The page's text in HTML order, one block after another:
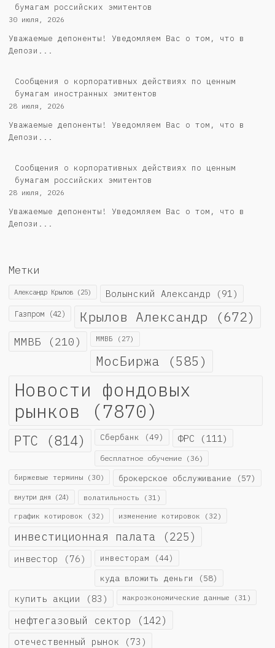
бумагам российских эмитентов
30 июля, 2026
Уважаемые депоненты! Уведомляем Вас о том, что в
Депози...
Сообщения о корпоративных действиях по ценным
бумагам иностранных эмитентов
28 июля, 2026
Уважаемые депоненты! Уведомляем Вас о том, что в
Депози...
Cообщения о корпоративных действиях по ценным
бумагам российских эмитентов
28 июля, 2026
Уважаемые депоненты! Уведомляем Вас о том, что в
Депози...
Метки
Александр Крылов (25) Волынский Александр (91)
Газпром (42) Крылов Александр (672)
ММВБ (210) ММВБ (27)
МосБиржа (585)
Новости фондовых
рынков (7870)
РТС (814) Сбербанк (49) ФРС (111)
бесплатное обучение (36)
биржевые термины (30) брокерское обслуживание (57)
внутри дня (24) волатильность (31)
график котировок (32) изменение котировок (32)
инвестиционная палата (225)
инвестор (76) инвесторам (44)
куда вложить деньги (58)
купить акции (83) макроэкономические данные (31)
нефтегазовый сектор (142)
отечественный рынок (73)